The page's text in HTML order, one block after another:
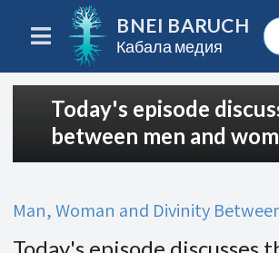
BNEI BARUCH
Кабала медия
Today's episode
between men and
Man, Woman and Divinity